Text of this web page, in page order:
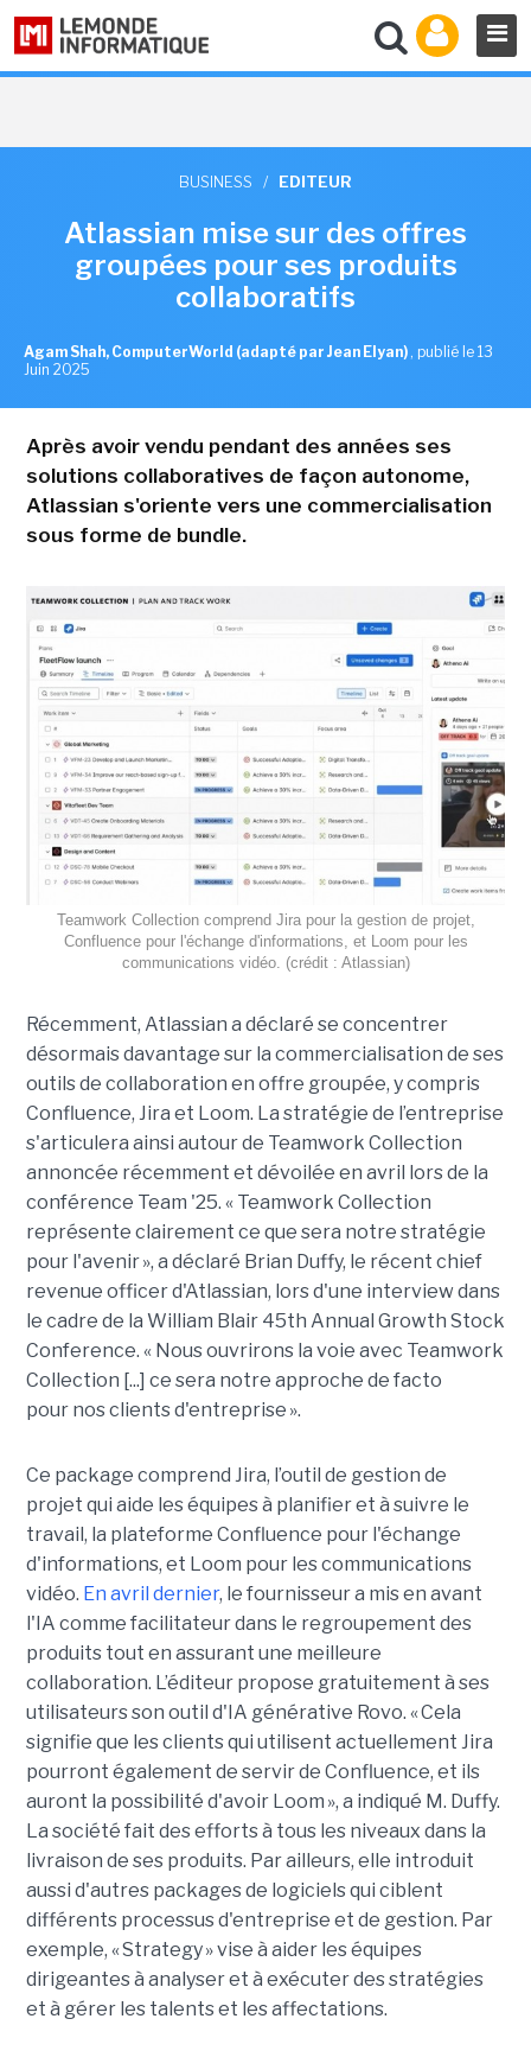
BUSINESS / EDITEUR
Atlassian mise sur des offres
groupées pour ses produits
collaboratifs
Agam Shah, ComputerWorld (adapté par Jean Elyan) , publié le 13
Juin 2025
Après avoir vendu pendant des années ses
solutions collaboratives de façon autonome,
Atlassian s'oriente vers une commercialisation
sous forme de bundle.
Teamwork Collection comprend Jira pour la gestion de projet,
Confluence pour l'échange d'informations, et Loom pour les
communications vidéo. (crédit : Atlassian)
Récemment, Atlassian a déclaré se concentrer
désormais davantage sur la commercialisation de ses
outils de collaboration en offre groupée, y compris
Confluence, Jira et Loom. La stratégie de l’entreprise
s'articulera ainsi autour de Teamwork Collection
annoncée récemment et dévoilée en avril lors de la
conférence Team '25. « Teamwork Collection
représente clairement ce que sera notre stratégie
pour l'avenir », a déclaré Brian Duffy, le récent chief
revenue officerd'Atlassian, lors d'une interview dans
le cadre de la William Blair 45th Annual Growth Stock
Conference. « Nous ouvrirons la voie avec Teamwork
Collection [...] ce sera notre approche de facto
pour nos clients d'entreprise ».
Ce package comprend Jira, l’outil de gestion de
projet qui aide les équipes à planifier et à suivre le
travail, la plateforme Confluence pour l'échange
d'informations, et Loom pour les communications
vidéo. En avril dernier, le fournisseur a mis en avant
l'IA comme facilitateur dans le regroupement des
produits tout en assurant une meilleure
collaboration. L’éditeur propose gratuitement à ses
utilisateurs son outil d'IA générative Rovo. « Cela
signifie que les clients qui utilisent actuellement Jira
pourront également de servir de Confluence, et ils
auront la possibilité d'avoir Loom », a indiqué M. Duffy.
La société fait des efforts à tous les niveaux dans la
livraison de ses produits. Par ailleurs, elle introduit
aussi d'autres packages de logiciels qui ciblent
différents processus d'entreprise et de gestion. Par
exemple, «Strategy» vise à aider les équipes
dirigeantes à analyser et à exécuter des stratégies
et à gérer les talents et les affectations.